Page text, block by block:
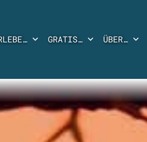
GRATIS… ÜBER…